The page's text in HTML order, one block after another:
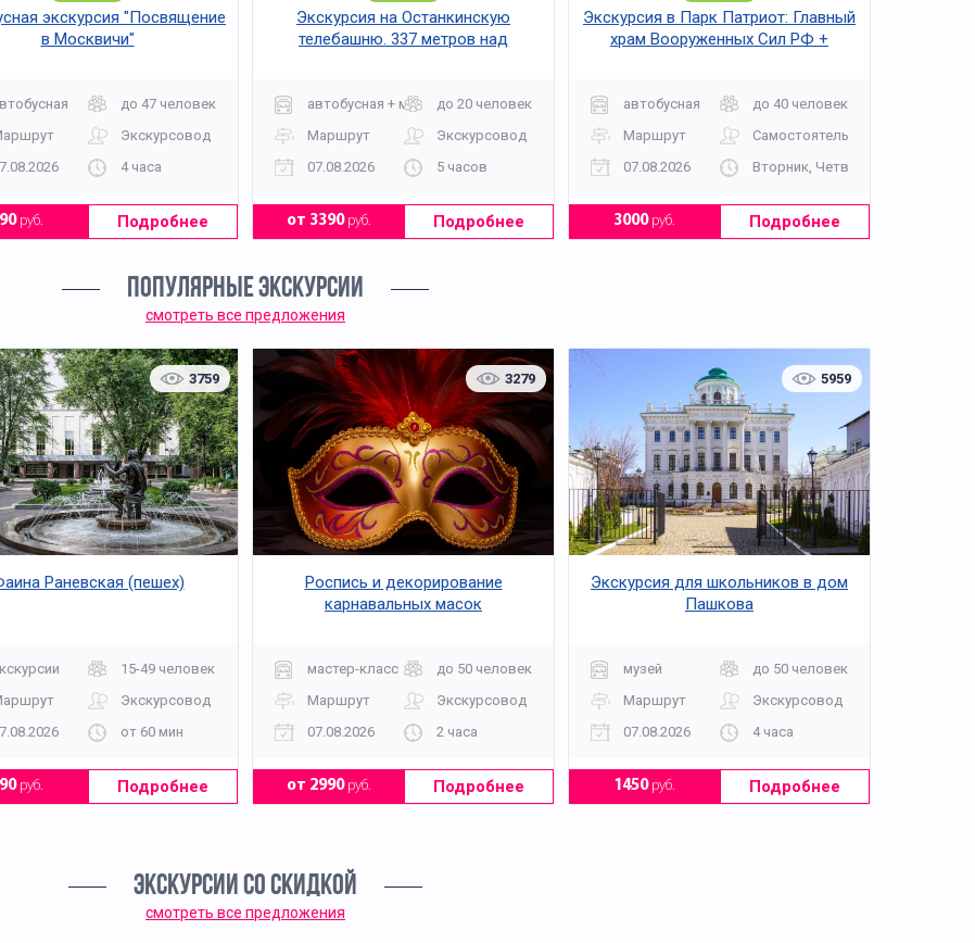
экскурсия "Посвящение
в Москвичи"
до 47 человек
Экскурсовод
4 часа
руб. Подробнее
Экскурсия на Останкинскую
телебашню. 337 метров над
автобусная + музей до 20 человек
Маршрут
Экскурсовод
07.08.2026
5 часов
от 3390руб. Подробнее
Экскурсия в Парк Патриот: Главный
храм Вооруженных Сил РФ +
автобусная
до 40 человек
Маршрут
Самостоятельно
07.08.2026
Вторник, Четверг, Суббота,
3000руб. Подробнее
ПОПУЛЯРНЫЕ ЭКСКУРСИИ
смотреть все предложения
3759
Раневская (пешех)
15-49 человек
Экскурсовод
от 60 мин
руб. Подробнее
3279
Роспись и декорирование
карнавальных масок
мастер-класс
до 50 человек
Маршрут
Экскурсовод
07.08.2026
2 часа
от 2990руб. Подробнее
5959
Экскурсия для школьников в дом
Пашкова
музей
до 50 человек
Маршрут
Экскурсовод
07.08.2026
4 часа
1450руб. Подробнее
ЭКСКУРСИИ СО СКИДКОЙ
смотреть все предложения